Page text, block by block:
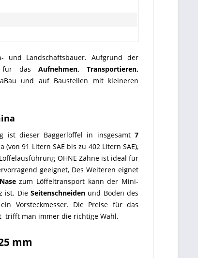
Landschaftsbauer. Aufgrund der
für das Aufnehmen, Transportieren,
und auf Baustellen mit kleineren
ist dieser Baggerlöffel in insgesamt 7
91 Litern SAE bis zu 402 Litern SAE),
OHNE Zähne ist ideal für
geeignet, Des Weiteren eignet
zum Löffeltransport kann der Mini-
ist. DieSeitenschneiden und Boden des
Vorsteckmesser. Die Preise für das
trifft man immer die richtige Wahl.
mm